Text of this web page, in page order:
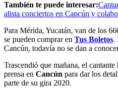
También te puede interesar:
alista conciertos en Cancún y
Para Mérida, Yucatán, van de los
se pueden comprar en Tus Boletos.
Cancún, todavía no se dan a
Trascendió que mañana, el
prensa en Cancún para dar los
parte de su gira 2020.